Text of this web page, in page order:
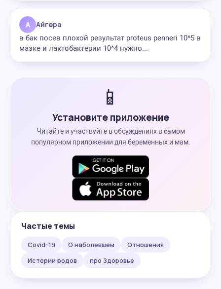
А Айгера
в бак посев плохой результат proteus penneri 10^5 в
мазке и лактобактерии 10^4 нужно...
📱
Установите приложение
Читайте и участвуйте в обсуждениях в самом
популярном приложении для беременных и мам.
Частые темы
Covid-19 О наболевшем
Отношения
Истории родов
про Здоровье